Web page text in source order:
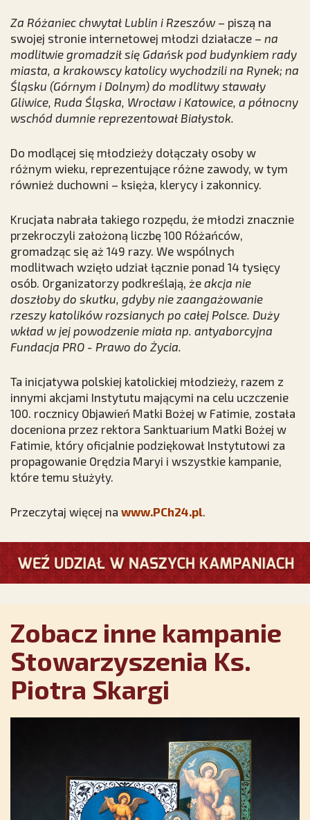
Za Różaniec chwytał Lublin i Rzeszów – piszą na
swojej stronie internetowej młodzi działacze – na
modlitwie gromadził się Gdańsk pod budynkiem rady
miasta, a krakowscy katolicy wychodzili na Rynek; na
Śląsku (Górnym i Dolnym) do modlitwy stawały
Gliwice, Ruda Śląska, Wrocław i Katowice, a północny
wschód dumnie reprezentował Białystok.
Do modlącej się młodzieży dołączały osoby w
różnym wieku, reprezentujące różne zawody, w tym
również duchowni – księża, klerycy i zakonnicy.
Krucjata nabrała takiego rozpędu, że młodzi znacznie
przekroczyli założoną liczbę 100 Różańców,
gromadząc się aż 149 razy. We wspólnych
modlitwach wzięło udział łącznie ponad 14 tysięcy
osób. Organizatorzy podkreślają, że akcja nie
doszłoby do skutku, gdyby nie zaangażowanie
rzeszy katolików rozsianych po całej Polsce. Duży
wkład w jej powodzenie miała np. antyaborcyjna
Fundacja PRO - Prawo do Życia.
Ta inicjatywa polskiej katolickiej młodzieży, razem z
innymi akcjami Instytutu mającymi na celu uczczenie
100. rocznicy Objawień Matki Bożej w Fatimie, została
doceniona przez rektora Sanktuarium Matki Bożej w
Fatimie, który oficjalnie podziękował Instytutowi za
propagowanie Orędzia Maryi i wszystkie kampanie,
które temu służyły.
Przeczytaj więcej na www.PCh24.pl
Zobacz inne kampanie
Stowarzyszenia Ks.
Piotra Skargi